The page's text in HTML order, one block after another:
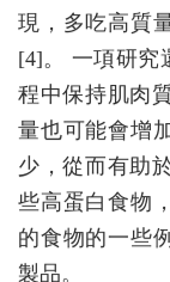
現，多吃高質
[4]。 一項研究
程中保持肌肉
量也可能會增
少，從而有助
些高蛋白食物
的食物的一些
製品。